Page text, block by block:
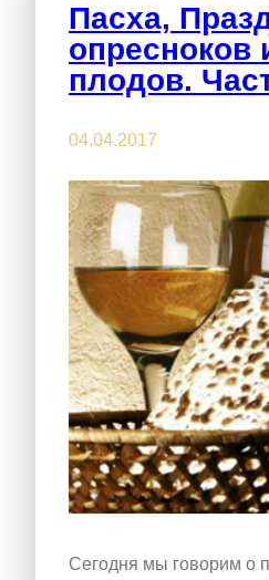
Пасха,
опресноков
плодов.
04.04.2017
Сегодня мы говорим о